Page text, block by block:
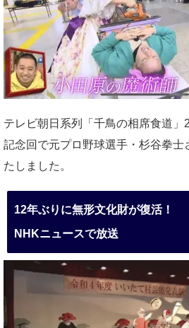
テレビ朝日系列「千鳥の相席食道
記念回で元プロ野球選手・杉谷拳士
たしました。
12年ぶりに無形文化財が復活！
NHKニュースで放送